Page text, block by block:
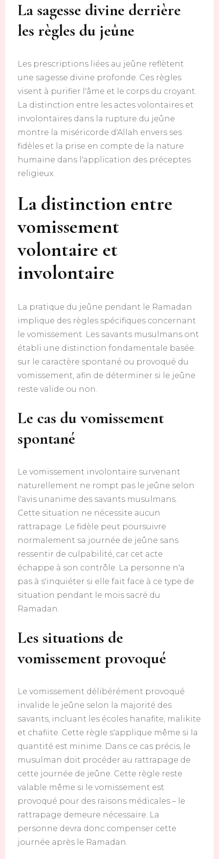
La sagesse divine derrière
les règles du jeûne
Les prescriptions liées au jeûne reflètent
une sagesse divine profonde. Ces règles
visent à purifier l'âme et le corps du croyant.
La distinction entre les actes volontaires et
involontaires dans la rupture du jeûne
montre la miséricorde d'Allah envers ses
fidèles et la prise en compte de la nature
humaine dans l'application des préceptes
religieux.
La distinction entre
vomissement
volontaire et
involontaire
La pratique du jeûne pendant le Ramadan
implique des règles spécifiques concernant
le vomissement. Les savants musulmans ont
établi une distinction fondamentale basée
sur le caractère spontané ou provoqué du
vomissement, afin de déterminer si le jeûne
reste valide ou non.
Le cas du vomissement
spontané
Le vomissement involontaire survenant
naturellement ne rompt pas le jeûne selon
l'avis unanime des savants musulmans.
Cette situation ne nécessite aucun
rattrapage. Le fidèle peut poursuivre
normalement sa journée de jeûne sans
ressentir de culpabilité, car cet acte
échappe à son contrôle. La personne n'a
pas à s'inquiéter si elle fait face à ce type de
situation pendant le mois sacré du
Ramadan.
Les situations de
vomissement provoqué
Le vomissement délibérément provoqué
invalide le jeûne selon la majorité des
savants, incluant les écoles hanafite, malikite
et chafiite. Cette règle s'applique même si la
quantité est minime. Dans ce cas précis, le
musulman doit procéder au rattrapage de
cette journée de jeûne. Cette règle reste
valable même si le vomissement est
provoqué pour des raisons médicales – le
rattrapage demeure nécessaire. La
personne devra donc compenser cette
journée après le Ramadan.